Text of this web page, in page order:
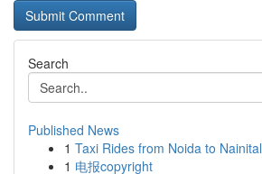
Search
Published News
1 Taxi Rides from Noida to Nainital
1 电报copyright